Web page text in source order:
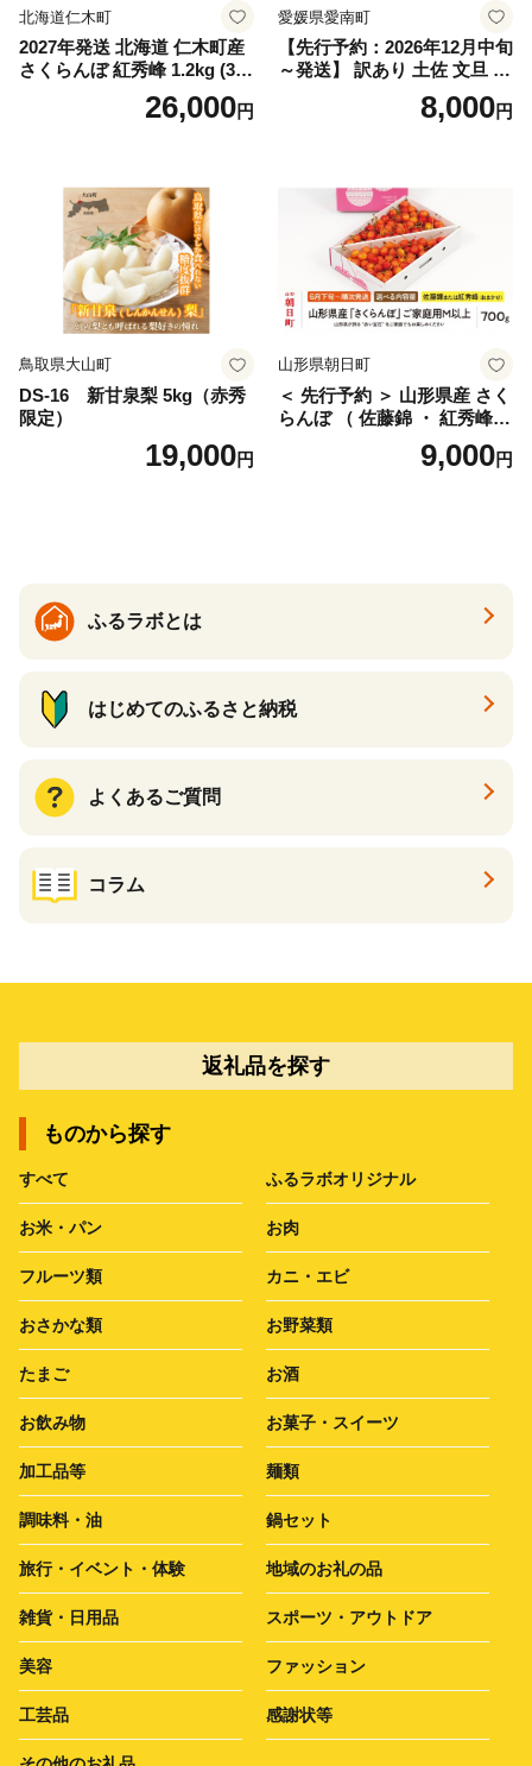
北海道仁木町
2027年発送 北海道 仁木町産
さくらんぼ 紅秀峰 1.2kg (300
g×4パック) Lサイズ以上 旬
桜桃 産地直送 サクランボ チ
26,000円
愛媛県愛南町
【先行予約：2026年12月中旬
～発送】 訳あり 土佐 文旦 8k
g (Mサイズ以上サイズミック
ス) 8000円 わけあり ぶんた
産 農家直送 期間限定 特産品
サイズミックス くらもとフ
ァーム 愛南町 愛媛県
8,000円
鳥取県大山町
DS-16 新甘泉梨 5kg（赤秀
限定）
19,000円
山形県朝日町
＜ 先行予約 ＞ 山形県産 さく
らんぼ （ 佐藤錦 ・ 紅秀峰
） ご家庭用 M以上 700g 【20
26年6月下旬から7月上旬発
9,000円
ふるラボとは
はじめてのふるさと納税
よくあるご質問
コラム
返礼品を探す
ものから探す
すべて ふるラボオリジナル
お米・パン お肉
フルーツ類 カニ・エビ
おさかな類 お野菜類
たまご お酒
お飲み物 お菓子・スイーツ
加工品等 麺類
調味料・油 鍋セット
旅行・イベント・体験 地域のお礼の品
雑貨・日用品 スポーツ・アウトドア
美容 ファッション
工芸品 感謝状等